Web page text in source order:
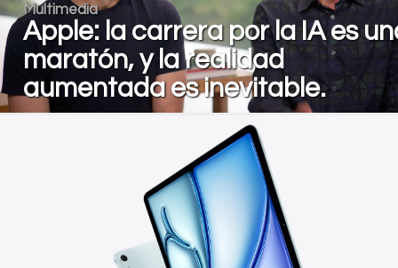
Multimedia
Apple: la carrera por la IA es
maratón, y la realidad
aumentada es inevitable.